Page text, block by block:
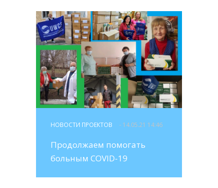
НОВОСТИ ПРОЕКТОВ - 14.05.21 14:46
Продолжаем помогать
больным COVID-19